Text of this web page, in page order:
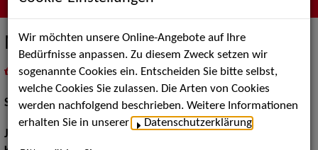
Marc Scheufen
als PDF speichern
inMeine Merklistelegen
Schauspiel:Bühne, Film und TV
Jahrgang:
Wir möchten unsere Online-Angebote auf Ihre
Bedürfnisse anpassen. Zu diesem Zweck setzen wir
sogenannte Cookies ein. Entscheiden Sie bitte selbst,
welche Cookies Sie zulassen. Die Arten von Cookies
werden nachfolgend beschrieben. Weitere Informationen
erhalten Sie in unserer
Datenschutzerklärung